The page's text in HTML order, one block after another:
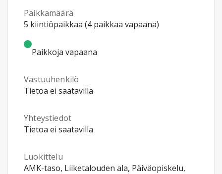
Paikkamäärä
5 kiintiöpaikkaa (4 paikkaa vapaana)
Paikkoja vapaana
Vastuuhenkilö
Tietoa ei saatavilla
Yhteystiedot
Tietoa ei saatavilla
Luokittelu
AMK-taso, Liiketalouden ala, Päiväopiskelu,